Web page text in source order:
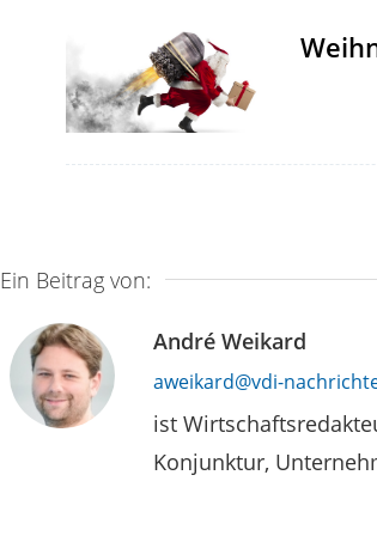
Ein Beitrag von:
André Weikard
aweikard@vdi-
ist
Konjunktur,